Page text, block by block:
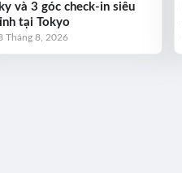
và 3 góc check-in siêu
tại Tokyo
Tháng 8, 2026